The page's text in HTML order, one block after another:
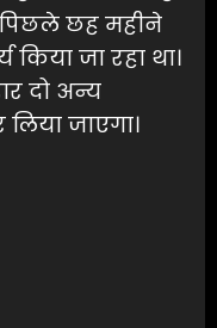
छह महीने
जा रहा था।
दो अन्य
जाएगा।